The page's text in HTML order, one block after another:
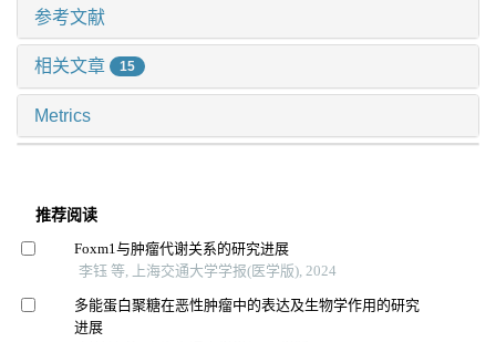
参考文献
相关文章 15
Metrics
推荐阅读
Foxm1与肿瘤代谢关系的研究进展
李钰 等, 上海交通大学学报(医学版), 2024
多能蛋白聚糖在恶性肿瘤中的表达及生物学作用的研究
进展